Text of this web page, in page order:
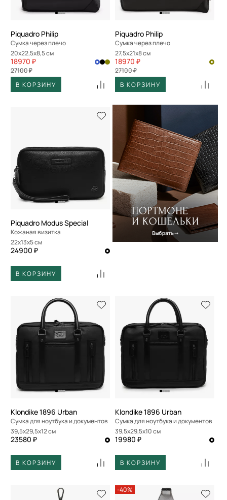
Piquadro Philip
Сумка через плечо
20x22,5x8,5 см
18970 ₽
27100 ₽
В КОРЗИНУ
Piquadro Philip
Сумка через плечо
27,5x21x8 см
18970 ₽
27100 ₽
В КОРЗИНУ
Piquadro Modus Special
Кожаная визитка
22x13x5 см
24900 ₽
В КОРЗИНУ
Klondike 1896 Urban
Сумка для ноутбука и документов
39,5x29,5x12 см
23580 ₽
В КОРЗИНУ
Klondike 1896 Urban
Сумка для ноутбука и документов
39,5x29,5x10 см
19980 ₽
В КОРЗИНУ
-40%